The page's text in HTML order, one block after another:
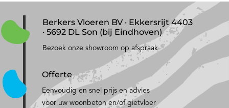
Berkers Vloeren BV · Ekkersrijt 4403
· 5692 DL Son (bij Eindhoven)
Bezoek onze showroom op afspraak
Offerte
Eenvoudig en snel prijs en advies
voor uw woonbeton en/of gietvloer